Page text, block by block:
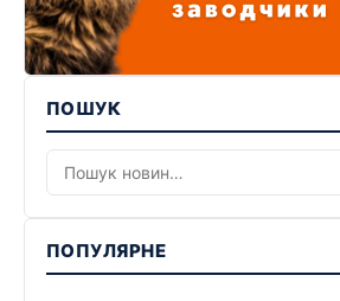
ПОШУК
ПОПУЛЯРНЕ